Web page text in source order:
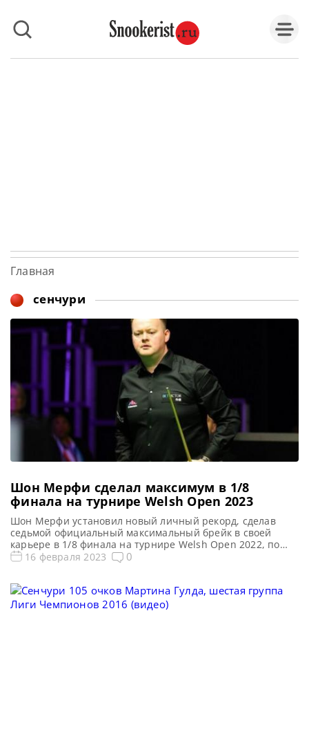
Главная
сенчури
Шон Мерфи сделал максимум в 1/8
финала на турнире Welsh Open 2023
Шон Мерфи установил новый личный рекорд, сделав
седьмой официальный максимальный брейк в своей
карьере в 1/8 финала на турнире Welsh Open 2022, по
материалам World Snooker Все новости и результаты
Голосования и опросы Welsh Open 2023 Расписание
трансляций Welsh Open 2023 Шон […]
16 февраля 2023 0